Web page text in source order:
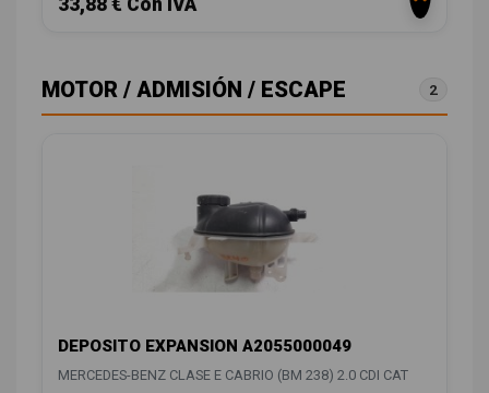
33,88 € Con IVA
MOTOR / ADMISIÓN / ESCAPE 2
DEPOSITO EXPANSION A2055000049
MERCEDES-BENZ CLASE E CABRIO (BM 238) 2.0 CDI CAT